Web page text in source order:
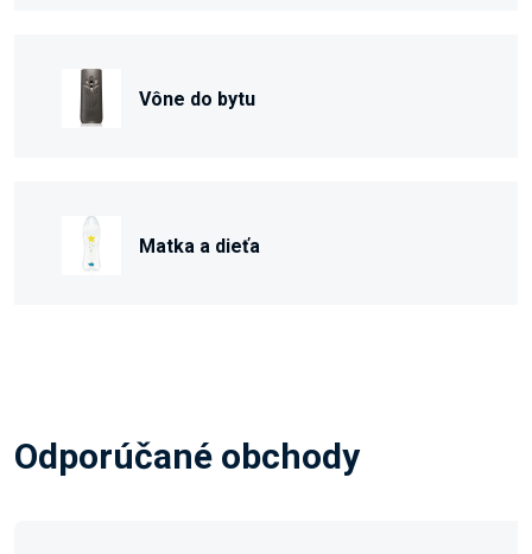
Vône do bytu
Matka a dieťa
Odporúčané obchody